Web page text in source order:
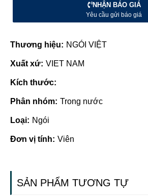
NHẬN BÁO GIÁ
Yêu cầu gửi báo giá
Thương hiệu: NGÓI VIỆT
Xuất xứ: VIET NAM
Kích thước:
Phân nhóm: Trong nước
Loại: Ngói
Đơn vị tính: Viên
SẢN PHẨM TƯƠNG TỰ